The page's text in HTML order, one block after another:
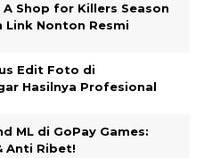
Shop for Killers Season
Link Nonton Resmi
Edit Foto di
Hasilnya Profesional
ML di GoPay Games:
Anti Ribet!